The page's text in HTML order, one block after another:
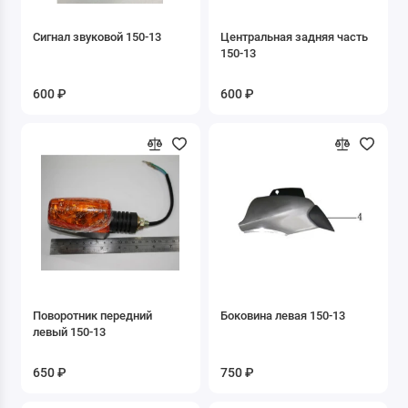
Б/У запчасти
Запасные части к Буксировщикам
Запасные части к двигателю 1P47FMF-G1
Сигнал звуковой 150-13
600 ₽
Центральная задняя часть
150-13
600 ₽
Поворотник передний
левый 150-13
650 ₽
Боковина левая 150-13
750 ₽